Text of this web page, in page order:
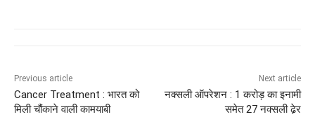
o
o
p
p
m
er
Previous article
Cancer Treatment : भारत को
मिली चौंकाने वाली कामयाबी
Next article
नक्सली ऑपरेशन : 1 करोड़ का इनामी
समेत 27 नक्सली ढे़र